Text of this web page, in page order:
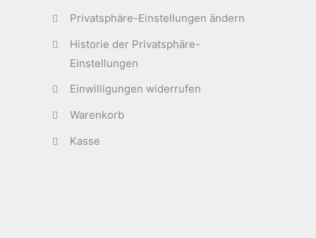
Privatsphäre-Einstellungen ändern
Historie der Privatsphäre-
Einstellungen
Einwilligungen widerrufen
Warenkorb
Kasse